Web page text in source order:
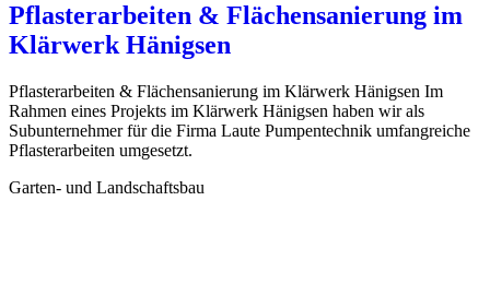
Pflasterarbeiten & Flächensanierung im
Klärwerk Hänigsen
Pflasterarbeiten & Flächensanierung im Klärwerk Hänigsen Im
Rahmen eines Projekts im Klärwerk Hänigsen haben wir als
Subunternehmer für die Firma Laute Pumpentechnik umfangreiche
Pflasterarbeiten umgesetzt.
Garten- und Landschaftsbau